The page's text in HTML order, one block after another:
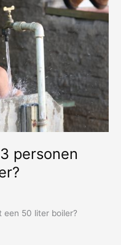
personen
een 50 liter boiler?